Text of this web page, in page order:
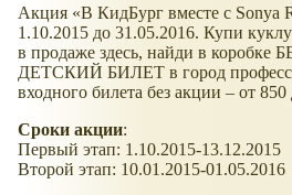
Акция «В КидБург вместе с Sonya
1.10.2015 до 31.05.2016. Купи
в продаже здесь, найди в
ДЕТСКИЙ БИЛЕТ в город
входного билета без акции – от
Сроки акции:
Первый этап: 1.10.2015-13.12.2015
Второй этап: 10.01.2015-01.05.2016